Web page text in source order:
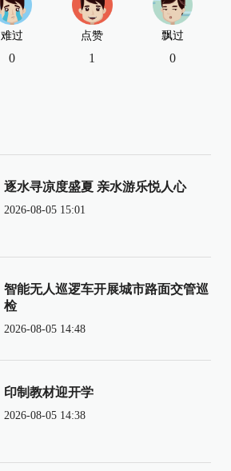
难过
0
点赞
1
飘过
0
逐水寻凉度盛夏 亲水游乐悦人心
2026-08-05 15:01
智能无人巡逻车开展城市路面交管巡
检
2026-08-05 14:48
印制教材迎开学
2026-08-05 14:38